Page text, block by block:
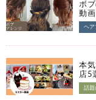
ボ
動
ヘア
本
店5
話題